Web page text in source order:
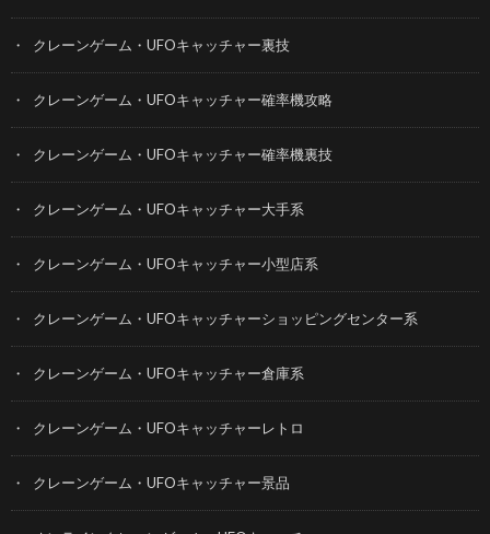
クレーンゲーム・UFOキャッチャー裏技
クレーンゲーム・UFOキャッチャー確率機攻略
クレーンゲーム・UFOキャッチャー確率機裏技
クレーンゲーム・UFOキャッチャー大手系
クレーンゲーム・UFOキャッチャー小型店系
クレーンゲーム・UFOキャッチャーショッピングセンター系
クレーンゲーム・UFOキャッチャー倉庫系
クレーンゲーム・UFOキャッチャーレトロ
クレーンゲーム・UFOキャッチャー景品